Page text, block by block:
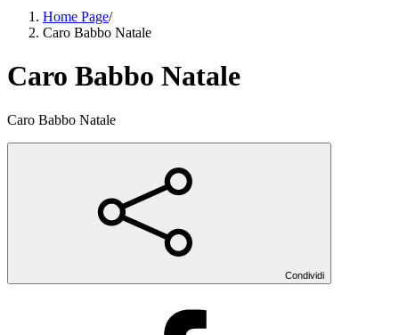
Home Page/
Caro Babbo Natale
Caro Babbo Natale
Caro Babbo Natale
Condividi